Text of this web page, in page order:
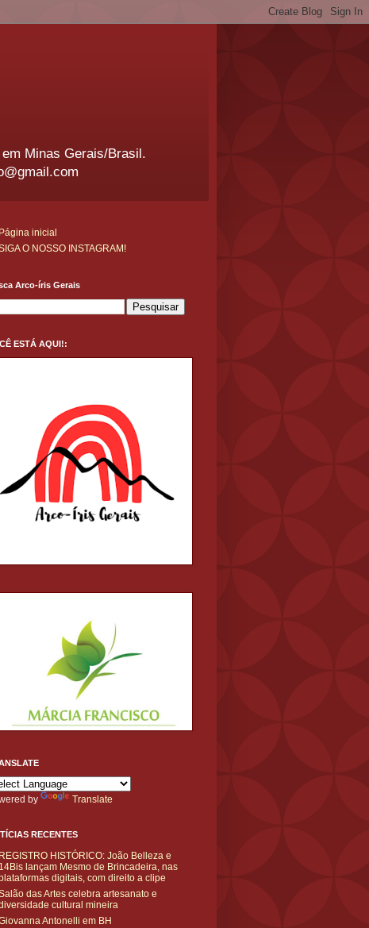
Minas Gerais/Brasil.
Página inicial
O NOSSO INSTAGRAM!
Arco-íris Gerais
ESTÁ AQUI!:
by Translate
RECENTES
REGISTRO HISTÓRICO: João Belleza e
14Bis lançam Mesmo de Brincadeira, nas
digitais, com direito a clipe
das Artes celebra artesanato e
cultural mineira
Antonelli em BH